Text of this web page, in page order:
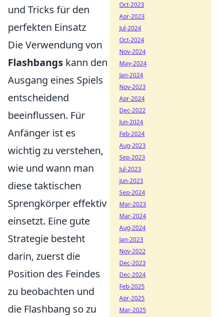
und Tricks für den
perfekten Einsatz
Die Verwendung von
Flashbangs kann den
Ausgang eines Spiels
entscheidend
beeinflussen. Für
Anfänger ist es
wichtig zu verstehen,
wie und wann man
diese taktischen
Sprengkörper effektiv
einsetzt. Eine gute
Strategie besteht
darin, zuerst die
Position des Feindes
zu beobachten und
die Flashbang so zu
Oct-2023
Apr-2023
Jul-2024
Oct-2024
Nov-2024
May-2024
Jan-2024
Nov-2023
Apr-2024
Dec-2022
Jun-2024
Feb-2024
Aug-2023
Sep-2023
Jul-2023
Jun-2023
Sep-2024
Mar-2023
Mar-2024
Aug-2024
Jan-2023
Nov-2022
Dec-2023
Dec-2024
Feb-2025
Apr-2025
Mar-2025